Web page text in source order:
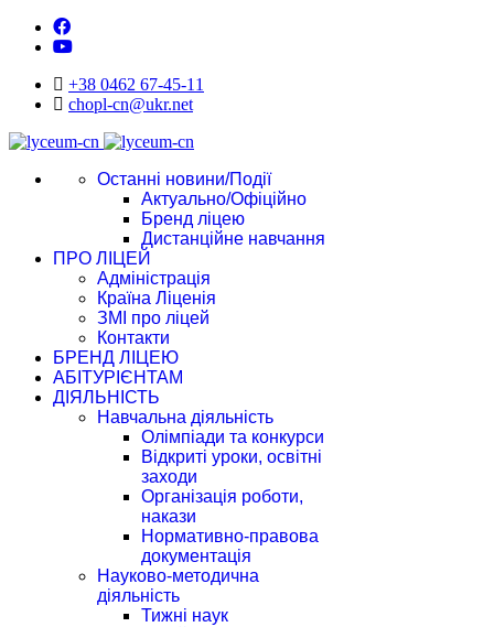
+38 0462 67-45-11
chopl-cn@ukr.net
Останні новини/Події
Актуально/Офіційно
Бренд ліцею
Дистанційне навчання
ПРО ЛІЦЕЙ
Адміністрація
Країна Ліценія
ЗМІ про ліцей
Контакти
БРЕНД ЛІЦЕЮ
АБІТУРІЄНТАМ
ДІЯЛЬНІСТЬ
Навчальна діяльність
Олімпіади та конкурси
Відкриті уроки, освітні
заходи
Організація роботи,
накази
Нормативно-правова
документація
Науково-методична
діяльність
Тижні наук